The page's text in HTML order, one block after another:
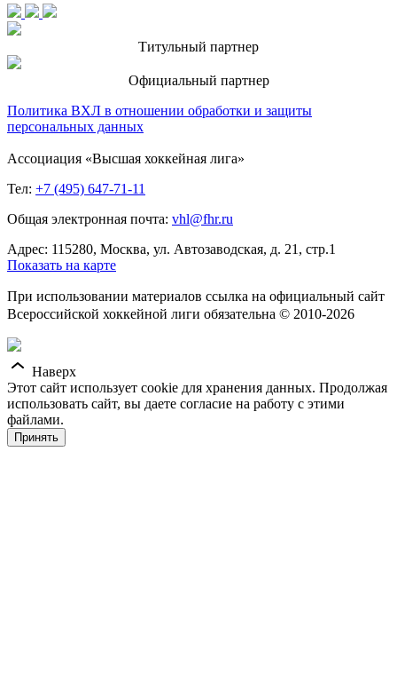
Титульный партнер
Официальный партнер
Политика ВХЛ в отношении обработки и защиты
персональных данных
Ассоциация «Высшая хоккейная лига»
Тел: +7 (495) 647-71-11
Общая электронная почта: vhl@fhr.ru
Адрес: 115280, Москва, ул. Автозаводская, д. 21, стр.1
Показать на карте
При использовании материалов ссылка на официальный сайт
Всероссийской хоккейной лиги обязательна © 2010-2026
Наверх
Этот сайт использует cookie для хранения данных. Продолжая
использовать сайт, вы даете согласие на работу с этими
файлами.
Принять